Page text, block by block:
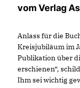
vom Verlag
Anlass für die
Kreisjubiläum im
Publikation über
erschienen“,
Ihm sei wichtig